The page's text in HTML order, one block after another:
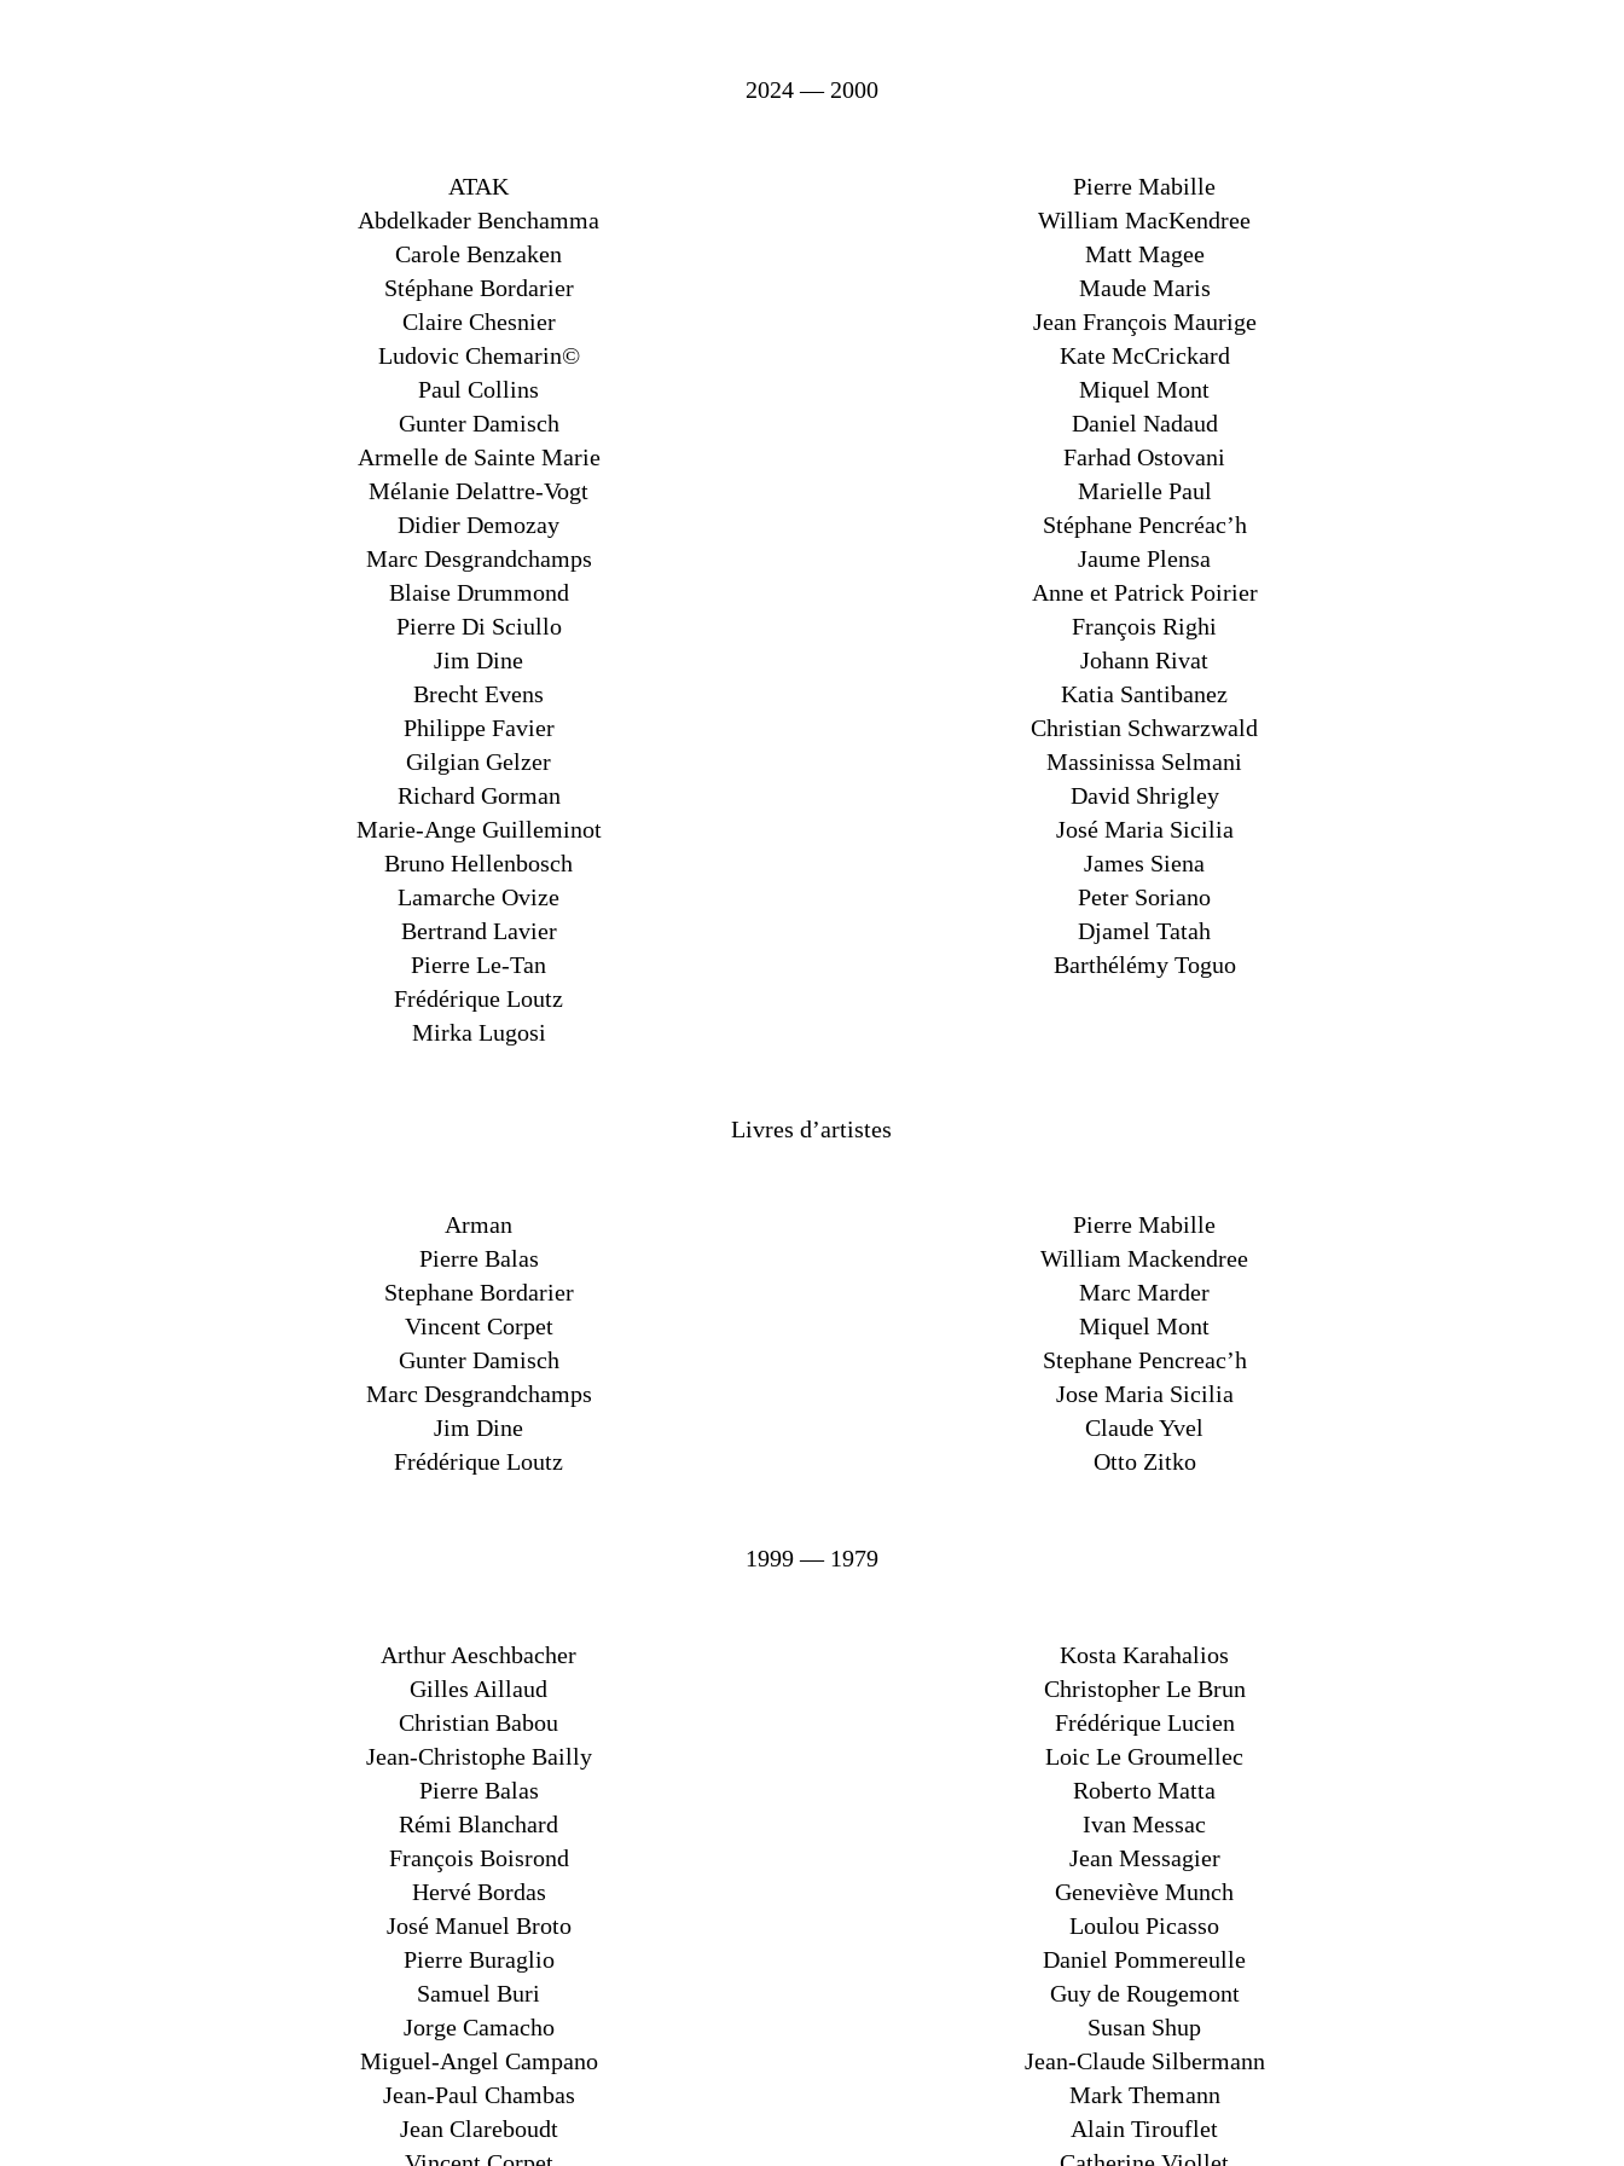
2024 — 2000
ATAK
Abdelkader Benchamma
Carole Benzaken
Stéphane Bordarier
Claire Chesnier
Ludovic Chemarin©
Paul Collins
Gunter Damisch
Armelle de Sainte Marie
Mélanie Delattre-Vogt
Didier Demozay
Marc Desgrandchamps
Blaise Drummond
Pierre Di Sciullo
Jim Dine
Brecht Evens
Philippe Favier
Gilgian Gelzer
Richard Gorman
Marie-Ange Guilleminot
Bruno Hellenbosch
Lamarche Ovize
Bertrand Lavier
Pierre Le-Tan
Frédérique Loutz
Mirka Lugosi
Pierre Mabille
William MacKendree
Matt Magee
Maude Maris
Jean François Maurige
Kate McCrickard
Miquel Mont
Daniel Nadaud
Farhad Ostovani
Marielle Paul
Stéphane Pencréac’h
Jaume Plensa
Anne et Patrick Poirier
François Righi
Johann Rivat
Katia Santibanez
Christian Schwarzwald
Massinissa Selmani
David Shrigley
José Maria Sicilia
James Siena
Peter Soriano
Djamel Tatah
Barthélémy Toguo
Livres d’artistes
Arman
Pierre Balas
Stephane Bordarier
Vincent Corpet
Gunter Damisch
Marc Desgrandchamps
Jim Dine
Frédérique Loutz
Pierre Mabille
William Mackendree
Marc Marder
Miquel Mont
Stephane Pencreac’h
Jose Maria Sicilia
Claude Yvel
Otto Zitko
1999 — 1979
Arthur Aeschbacher
Gilles Aillaud
Christian Babou
Jean-Christophe Bailly
Pierre Balas
Rémi Blanchard
François Boisrond
Hervé Bordas
José Manuel Broto
Pierre Buraglio
Samuel Buri
Jorge Camacho
Miguel-Angel Campano
Jean-Paul Chambas
Jean Clareboudt
Kosta Karahalios
Christopher Le Brun
Frédérique Lucien
Loic Le Groumellec
Roberto Matta
Ivan Messac
Jean Messagier
Geneviève Munch
Loulou Picasso
Daniel Pommereulle
Guy de Rougemont
Susan Shup
Jean-Claude Silbermann
Mark Themann
Alain Tirouflet